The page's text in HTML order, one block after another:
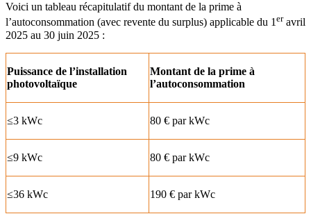
Voici un tableau récapitulatif du montant de la prime à
l’autoconsommation (avec revente du surplus) applicable du 1eravril
2025 au 30 juin 2025 :
Puissance de l’installation
photovoltaïque
Montant de la prime à
l’autoconsommation
≤3 kWc 80 € par kWc
≤9 kWc 80 € par kWc
≤36 kWc 190 € par kWc